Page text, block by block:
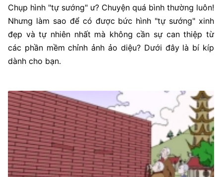
Chụp hình "tự sướng" ư? Chuyện quá bình thường luôn!
Nhưng làm sao để có được bức hình "tự sướng" xinh
đẹp và tự nhiên nhất mà không cần sự can thiệp từ
các phần mềm chỉnh ảnh ảo diệu? Dưới đây là bí kíp
dành cho bạn.